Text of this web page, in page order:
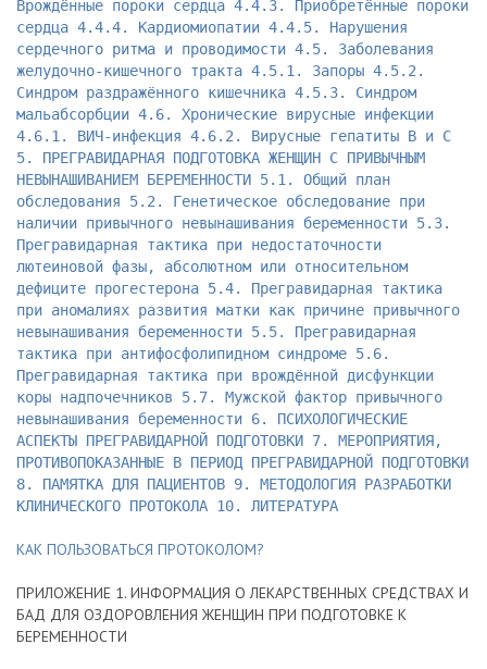
Врождённые пороки сердца 4.4.3. Приобретённые пороки
сердца 4.4.4. Кардиомиопатии 4.4.5. Нарушения
сердечного ритма и проводимости 4.5. Заболевания
желудочно-кишечного тракта 4.5.1. Запоры 4.5.2.
Синдром раздражённого кишечника 4.5.3. Синдром
мальабсорбции 4.6. Хронические вирусные инфекции
4.6.1. ВИЧ-инфекция 4.6.2. Вирусные гепатиты B и С
5. ПРЕГРАВИДАРНАЯ ПОДГОТОВКА ЖЕНЩИН С ПРИВЫЧНЫМ
НЕВЫНАШИВАНИЕМ БЕРЕМЕННОСТИ 5.1. Общий план
обследования 5.2. Генетическое обследование при
наличии привычного невынашивания беременности 5.3.
Прегравидарная тактика при недоста­точности
лютеиновой фазы, абсолютном или относительном
дефиците прогестерона 5.4. Прегравидарная тактика
при аномалиях развития матки как причине привычного
невынашивания беременности 5.5. Прегравидарная
тактика при антифосфолипидном синдроме 5.6.
Прегравидарная тактика при врождённой дисфункции
коры надпочечников 5.7. Мужской фактор привычного
невынашивания беременности 6. ПСИХОЛОГИЧЕСКИЕ
АСПЕКТЫ ПРЕГРАВИДАРНОЙ ПОДГОТОВКИ 7. МЕРОПРИЯТИЯ,
ПРОТИВОПОКАЗАННЫЕ В ПЕРИОД ПРЕГРАВИДАРНОЙ ПОДГОТОВКИ
8. ПАМЯТКА ДЛЯ ПАЦИЕНТОВ 9. МЕТОДОЛОГИЯ РАЗРАБОТКИ
КЛИНИЧЕСКОГО ПРОТОКОЛА 10. ЛИТЕРАТУРА
КАК ПОЛЬЗОВАТЬСЯ ПРОТОКОЛОМ?
ПРИЛОЖЕНИЕ 1. ИНФОРМАЦИЯ О ЛЕКАРСТВЕННЫХ СРЕДСТВАХ И
БАД ДЛЯ ОЗДОРОВЛЕНИЯ ЖЕНЩИН ПРИ ПОДГОТОВКЕ К
БЕРЕМЕННОСТИ